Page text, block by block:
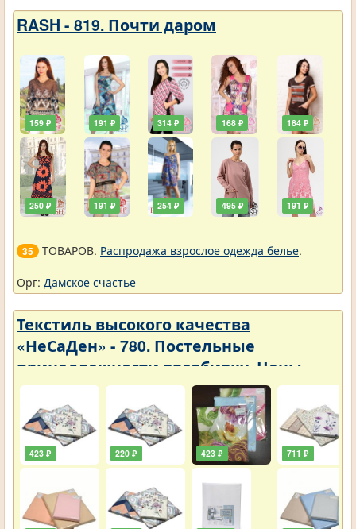
RASH - 819. Почти даром
159 ₽
250 ₽
191 ₽
191 ₽
314 ₽
254 ₽
168 ₽
495 ₽
184 ₽
191 ₽
35 ТОВАРОВ. Распродажа взрослое одежда белье.
Орг: Дамское счастье
Текстиль высокого качества
«НеСаДен» - 780. Постельные
принадлежности вразбивку. Цены
упали
423 ₽ 220 ₽ 423 ₽ 711 ₽